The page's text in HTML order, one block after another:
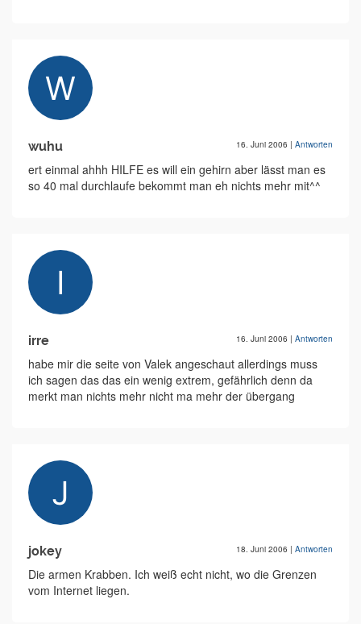
wuhu 16. Juni 2006 | Antworten
ert einmal ahhh HILFE es will ein gehirn aber lässt man es
so 40 mal durchlaufe bekommt man eh nichts mehr mit^^
irre 16. Juni 2006 | Antworten
habe mir die seite von Valek angeschaut allerdings muss
ich sagen das das ein wenig extrem, gefährlich denn da
merkt man nichts mehr nicht ma mehr der übergang
jokey 18. Juni 2006 | Antworten
Die armen Krabben. Ich weiß echt nicht, wo die Grenzen
vom Internet liegen.